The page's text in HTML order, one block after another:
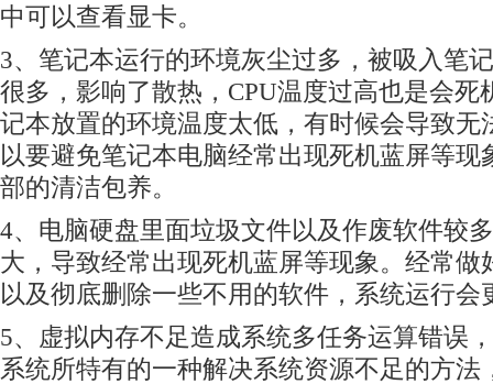
中可以查看显卡。
3、笔记本运行的环境灰尘过多，被吸入笔
很多，影响了散热，CPU温度过高也是会死
记本放置的环境温度太低，有时候会导致无
以要避免笔记本电脑经常出现死机蓝屏等现
部的清洁包养。
4、电脑硬盘里面垃圾文件以及作废软件较
大，导致经常出现死机蓝屏等现象。经常做
以及彻底删除一些不用的软件，系统运行会
5、虚拟内存不足造成系统多任务运算错误
系统所特有的一种解决系统资源不足的方法